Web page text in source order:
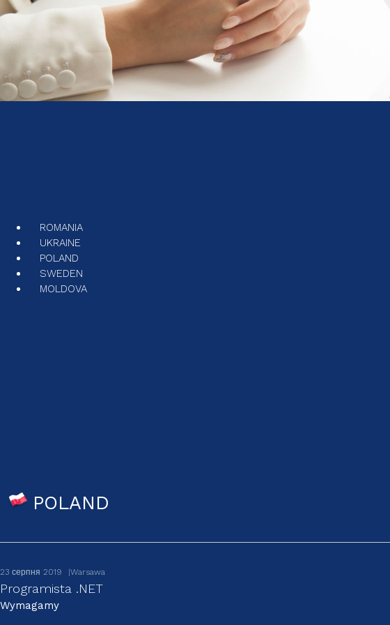
ROMANIA
UKRAINE
POLAND
SWEDEN
MOLDOVA
POLAND
Programista .NET
23 серпня 2019 Warsawa
Wymagamy